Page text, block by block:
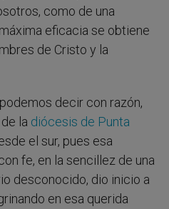
como de una
eficacia se obtiene
de Cristo y la
decir con razón,
la diócesis de Punta
el sur, pues esa
fe, en la sencillez de una
desconocido, dio inicio a
en esa querida